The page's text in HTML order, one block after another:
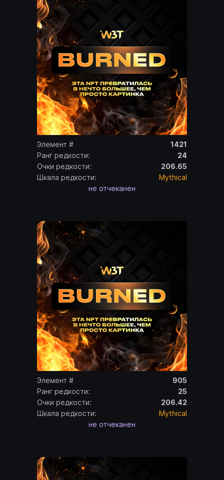
Элемент #
1421
Ранг редкости:
24
Очки редкости:
206.65
Шкала редкости:
Mythical
не отчеканен
Элемент #
905
Ранг редкости:
25
Очки редкости:
206.42
Шкала редкости:
Mythical
не отчеканен